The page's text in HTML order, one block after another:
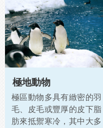
極地動物
極區動物多具有緻密的羽
毛、皮毛或豐厚的皮下脂
肪來抵禦寒冷，其中大多